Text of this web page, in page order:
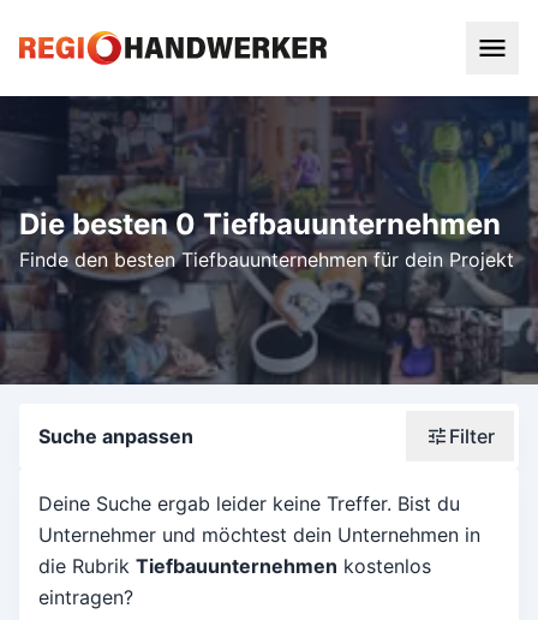
Die besten 0 Tiefbauunternehmen
Finde den besten Tiefbauunternehmen für dein Projekt
Suche anpassen Filter
Wonach suchst du?
Stadt oder Postleitzahl
Umkreis in Km
Deine Suche ergab leider keine Treffer. Bist du
Unternehmer und möchtest dein Unternehmen in
die Rubrik Tiefbauunternehmen kostenlos
eintragen?